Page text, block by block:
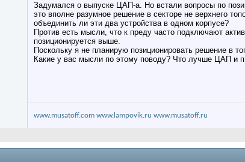
Задумался о выпуске ЦАП-а. Но встали вопросы по
это вполне разумное решение в секторе не верхнего
объединить ли эти два устройства в одном корпусе?
Против есть мысли, что к преду часто подключают
позиционируется выше.
Поскольку я не планирую позиционировать решение в
Какие у вас мысли по этому поводу? Что лучше ЦАП и
www.musatoff.com www.lampovik.ru www.musatoff.ru